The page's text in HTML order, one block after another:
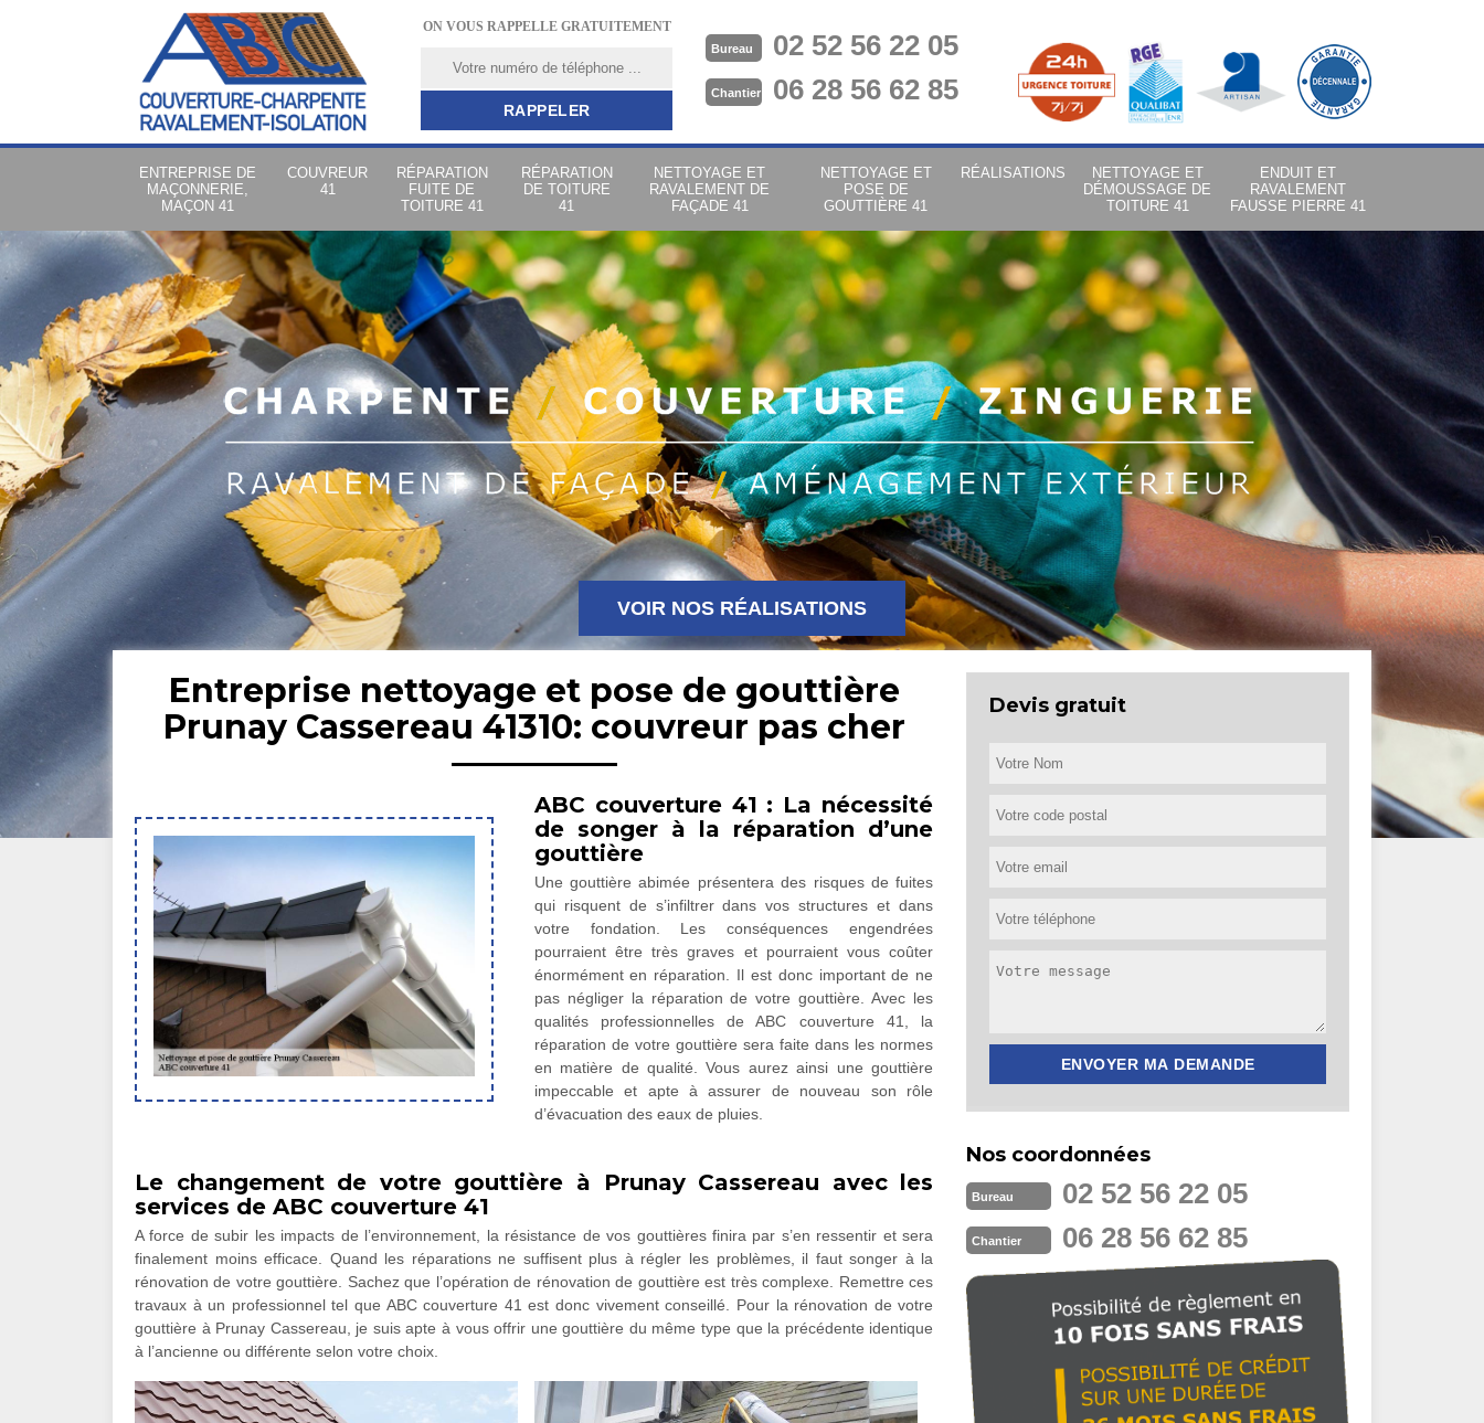
ON VOUS RAPPELLE GRATUITEMENT
Bureau 02 52 56 22 05
Chantier 06 28 56 62 85
ENTREPRISE DE
MAÇONNERIE,
MAÇON 41
COUVREUR
41
RÉPARATION
FUITE DE
TOITURE 41
RÉPARATION
DE TOITURE
41
NETTOYAGE ET
RAVALEMENT DE
FAÇADE 41
NETTOYAGE ET
POSE DE
GOUTTIÈRE 41
RÉALISATIONS
NETTOYAGE ET
DÉMOUSSAGE DE
TOITURE 41
ENDUIT ET
RAVALEMENT
FAUSSE PIERRE 41
VOIR NOS RÉALISATIONS
Entreprise nettoyage et pose de gouttière
Prunay Cassereau 41310: couvreur pas cher
ABC couverture 41 : La nécessité
de songer à la réparation d’une
gouttière
Une gouttière abimée présentera des risques de fuites
qui risquent de s’infiltrer dans vos structures et dans
votre fondation. Les conséquences engendrées
pourraient être très graves et pourraient vous coûter
énormément en réparation. Il est donc important de ne
pas négliger la réparation de votre gouttière. Avec les
qualités professionnelles de ABC couverture 41, la
réparation de votre gouttière sera faite dans les normes
en matière de qualité. Vous aurez ainsi une gouttière
impeccable et apte à assurer de nouveau son rôle
d’évacuation des eaux de pluies.
Le changement de votre gouttière à Prunay Cassereau avec les
services de ABC couverture 41
A force de subir les impacts de l’environnement, la résistance de vos gouttières finira par s’en ressentir et sera
finalement moins efficace. Quand les réparations ne suffisent plus à régler les problèmes, il faut songer à la
rénovation de votre gouttière. Sachez que l’opération de rénovation de gouttière est très complexe. Remettre ces
travaux à un professionnel tel que ABC couverture 41 est donc vivement conseillé. Pour la rénovation de votre
gouttière à Prunay Cassereau, je suis apte à vous offrir une gouttière du même type que la précédente identique
à l’ancienne ou différente selon votre choix.
Devis gratuit
Nos coordonnées
Bureau 02 52 56 22 05
Chantier 06 28 56 62 85